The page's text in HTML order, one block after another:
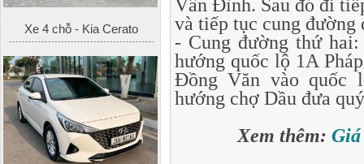
Xe 4 chỗ - Kia Cerato
Vân Đình. Sau đó đi
và tiếp tục cung đường
- Cung đường thứ
hướng quốc lộ 1A
Đồng Văn vào quốc
hướng chợ Dầu đưa
Xem thêm: